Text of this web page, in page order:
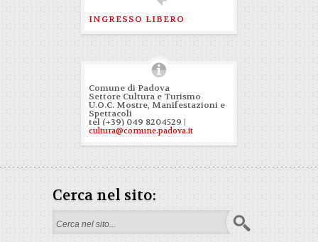
INGRESSO LIBERO
Comune di Padova
Settore Cultura e Turismo
U.O.C. Mostre, Manifestazioni e
Spettacoli
tel (+39) 049 8204529 |
cultura@comune.padova.it
Cerca nel sito:
Form di ricerca